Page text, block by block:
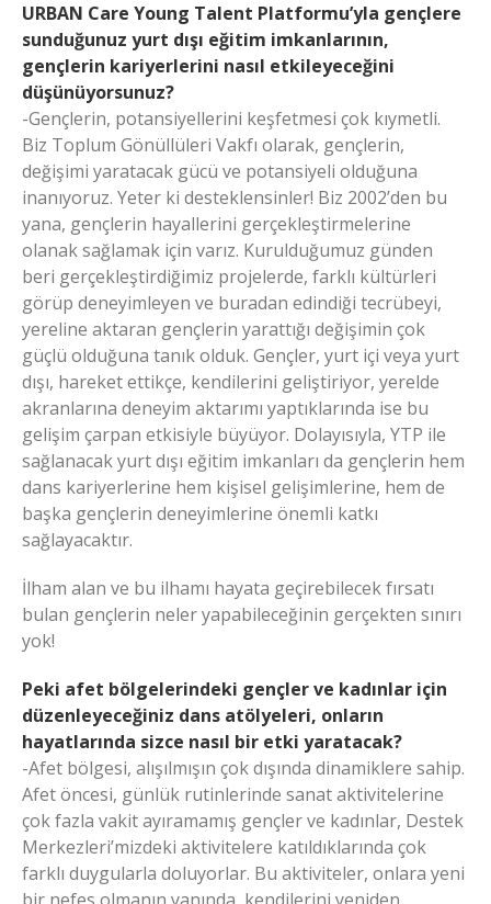
URBAN Care Young Talent Platformu’yla gençlere
sunduğunuz yurt dışı eğitim imkanlarının,
gençlerin kariyerlerini nasıl etkileyeceğini
düşünüyorsunuz?
-Gençlerin, potansiyellerini keşfetmesi çok kıymetli.
Biz Toplum Gönüllüleri Vakfı olarak, gençlerin,
değişimi yaratacak gücü ve potansiyeli olduğuna
inanıyoruz. Yeter ki desteklensinler! Biz 2002’den bu
yana, gençlerin hayallerini gerçekleştirmelerine
olanak sağlamak için varız. Kurulduğumuz günden
beri gerçekleştirdiğimiz projelerde, farklı kültürleri
görüp deneyimleyen ve buradan edindiği tecrübeyi,
yereline aktaran gençlerin yarattığı değişimin çok
güçlü olduğuna tanık olduk. Gençler, yurt içi veya yurt
dışı, hareket ettikçe, kendilerini geliştiriyor, yerelde
akranlarına deneyim aktarımı yaptıklarında ise bu
gelişim çarpan etkisiyle büyüyor. Dolayısıyla, YTP ile
sağlanacak yurt dışı eğitim imkanları da gençlerin hem
dans kariyerlerine hem kişisel gelişimlerine, hem de
başka gençlerin deneyimlerine önemli katkı
sağlayacaktır.
İlham alan ve bu ilhamı hayata geçirebilecek fırsatı
bulan gençlerin neler yapabileceğinin gerçekten sınırı
yok!
Peki afet bölgelerindeki gençler ve kadınlar için
düzenleyeceğiniz dans atölyeleri, onların
hayatlarında sizce nasıl bir etki yaratacak?
-Afet bölgesi, alışılmışın çok dışında dinamiklere sahip.
Afet öncesi, günlük rutinlerinde sanat aktivitelerine
çok fazla vakit ayıramamış gençler ve kadınlar, Destek
Merkezleri’mizdeki aktivitelere katıldıklarında çok
farklı duygularla doluyorlar. Bu aktiviteler, onlara yeni